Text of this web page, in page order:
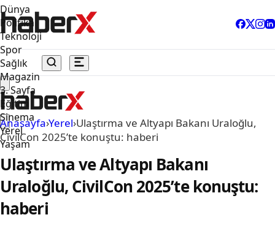
Dünya
Politika
Teknoloji
Spor
Sağlık
Magazin
3. Sayfa
Eğitim
Sinema
Yerel
Yaşam
Anasayfa›Yerel›Ulaştırma ve Altyapı Bakanı Uraloğlu,
CivilCon 2025’te konuştu: haberi
Ulaştırma ve Altyapı Bakanı
Uraloğlu, CivilCon 2025’te konuştu:
haberi